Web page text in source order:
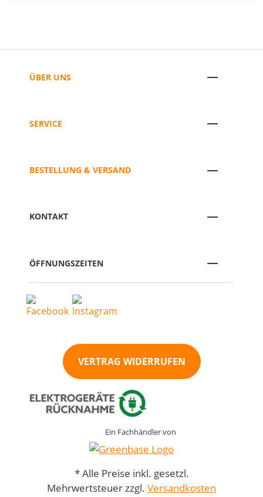
ÜBER UNS
SERVICE
BESTELLUNG & VERSAND
KONTAKT
ÖFFNUNGSZEITEN
VERTRAG WIDERRUFEN
Ein Fachhändler von
* Alle Preise inkl. gesetzl.
Mehrwertsteuer zzgl. Versandkosten